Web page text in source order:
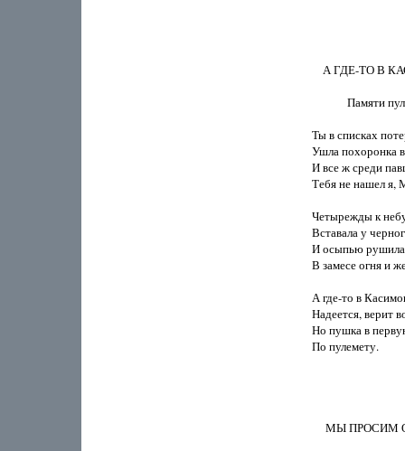
А ГДЕ-ТО
Ты в списках
Ушла похоронка
И все ж среди
Тебя не нашел я,
Четырежды к
Вставала у
И осыпью
В замесе огня и
А где-то в
Надеется, верит
Но пушка в
По пулемету.
МЫ